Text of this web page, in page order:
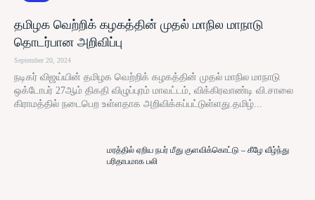
தமிழக வெற்றிக் கழகத்தின் முதல் மாநில மாநாடு
தொடர்பான அறிவிப்பு
September 20, 2024
நடிகர் விஜய்யின் தமிழக வெற்றிக் கழகத்தின் முதல் மாநில மாநாடு
ஒக்டோபர் 27ஆம் திகதி விழுப்புரம் மாவட்டம், விக்கிரவாண்டி வி.சாலை
கிராமத்தில் நடைபெற உள்ளதாக அறிவிக்கப்பட்டுள்ளது.தமிழ்...
மரத்தில் ஏறிய நபர் மீது குளவிக்கொட்டு – கீழே வீழ்ந்து
பரிதாபமாக பலி